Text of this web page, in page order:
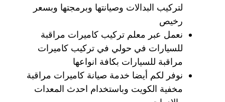
لتركيب البدالات وصيانتها وبرمجتها وبسعر
رخيص
نعمل عبر معلم تركيب كاميرات مراقبة
للسيارات في حولي في تركيب كاميرات
مراقبة للسيارات بكافة انواعها
نوفر لكم أيضا خدمة صيانة كاميرات مراقبة
مخفية الكويت وباستخدام احدث المعدات